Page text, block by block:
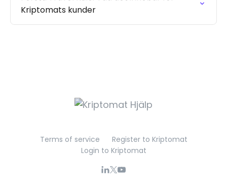
Kriptomats kunder
Terms of service
Register to Kriptomat
Login to Kriptomat